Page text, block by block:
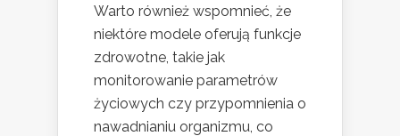
Warto również wspomnieć, że
niektóre modele oferują funkcje
zdrowotne, takie jak
monitorowanie parametrów
życiowych czy przypomnienia o
nawadnianiu organizmu, co